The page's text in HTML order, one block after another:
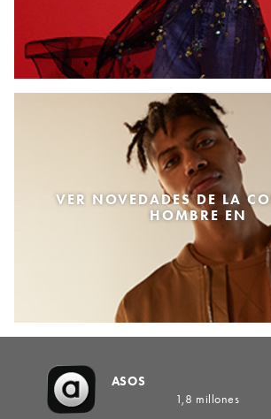
VER NOVEDADES DE LA
HOMBRE EN
ASOS
1,8 millones